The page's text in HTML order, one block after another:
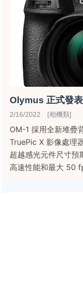
Olymus 正式發
2/16/2022 [相機類]
OM-1 採用全新堆疊
TruePic X 影像處理
超越感光元件尺寸預
高速性能和最大 50